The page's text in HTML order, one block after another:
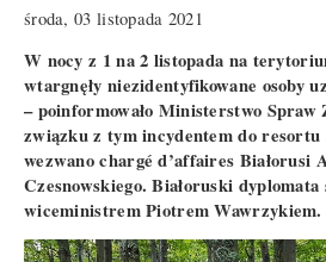
środa, 03 listopada 2021
W nocy z 1 na 2 listopada na
wtargnęły niezidentyfikowane osoby
– poinformowało Ministerstwo
związku z tym incydentem do resortu
wezwano chargé d’affaires Białorusi
Czesnowskiego. Białoruski dyplomata
wiceministrem Piotrem Wawrzykiem.